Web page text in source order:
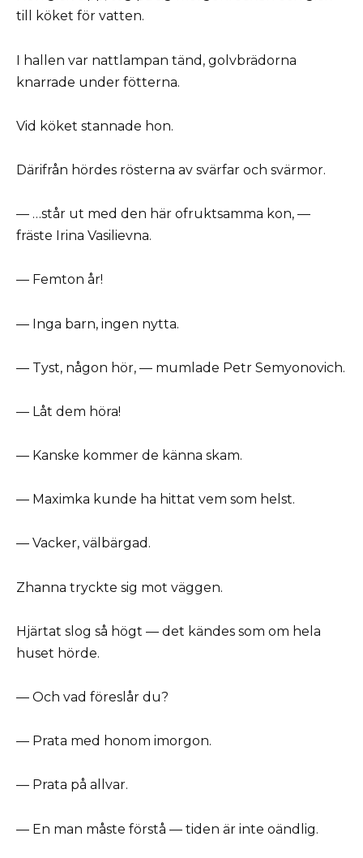
till köket för vatten.
I hallen var nattlampan tänd, golvbrädorna
knarrade under fötterna.
Vid köket stannade hon.
Därifrån hördes rösterna av svärfar och svärmor.
— …står ut med den här ofruktsamma kon, —
fräste Irina Vasilievna.
— Femton år!
— Inga barn, ingen nytta.
— Tyst, någon hör, — mumlade Petr Semyonovich.
— Låt dem höra!
— Kanske kommer de känna skam.
— Maximka kunde ha hittat vem som helst.
— Vacker, välbärgad.
Zhanna tryckte sig mot väggen.
Hjärtat slog så högt — det kändes som om hela
huset hörde.
— Och vad föreslår du?
— Prata med honom imorgon.
— Prata på allvar.
— En man måste förstå — tiden är inte oändlig.